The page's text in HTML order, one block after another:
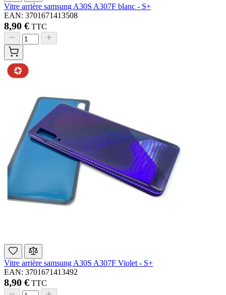
Vitre arrière samsung A30S A307F blanc - S+
EAN: 3701671413508
8,90 € TTC
Vitre arrière samsung A30S A307F Violet - S+
EAN: 3701671413492
8,90 € TTC